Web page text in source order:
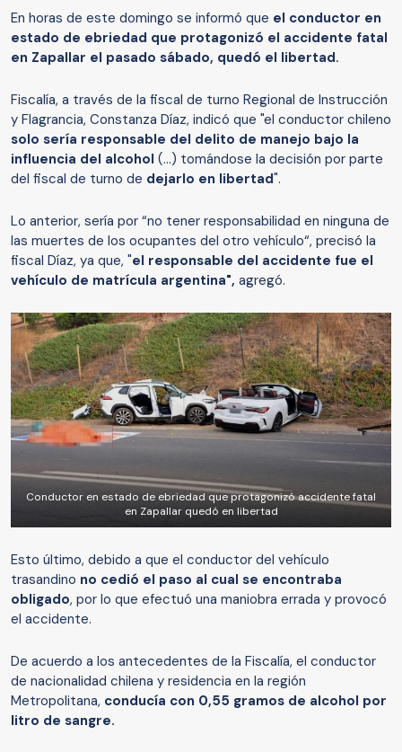
En horas de este domingo se informó que el conductor en
estado de ebriedad que protagonizó el accidente fatal
en Zapallar el pasado sábado, quedó el libertad.
Fiscalía, a través de la fiscal de turno Regional de Instrucción
y Flagrancia, Constanza Díaz, indicó que "el conductor chileno
solo sería responsable del delito de manejo bajo la
influencia del alcohol (…) tomándose la decisión por parte
del fiscal de turno de dejarlo en libertad".
Lo anterior, sería por “no tener responsabilidad en ninguna de
las muertes de los ocupantes del otro vehículo“, precisó la
fiscal Díaz, ya que, "el responsable del accidente fue el
vehículo de matrícula argentina", agregó.
Conductor en estado de ebriedad que protagonizó accidente fatal
en Zapallar quedó en libertad
Esto último, debido a que el conductor del vehículo
trasandino no cedió el paso al cual se encontraba
obligado, por lo que efectuó una maniobra errada y provocó
el accidente.
De acuerdo a los antecedentes de la Fiscalía, el conductor
de nacionalidad chilena y residencia en la región
Metropolitana, conducía con 0,55 gramos de alcohol por
litro de sangre.